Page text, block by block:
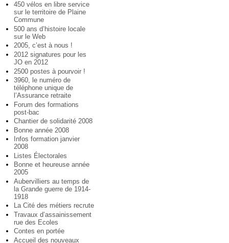
450 vélos en libre service
sur le territoire de Plaine
Commune
500 ans d’histoire locale
sur le Web
2005, c’est à nous !
2012 signatures pour les
JO en 2012
2500 postes à pourvoir !
3960, le numéro de
téléphone unique de
l’Assurance retraite
Forum des formations
post-bac
Chantier de solidarité 2008
Bonne année 2008
Infos formation janvier
2008
Listes Électorales
Bonne et heureuse année
2005
Aubervilliers au temps de
la Grande guerre de 1914-
1918
La Cité des métiers recrute
Travaux d’assainissement
rue des Ecoles
Contes en portée
Accueil des nouveaux